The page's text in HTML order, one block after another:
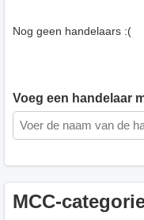
Nog geen handelaars :(
Voeg een handelaar
MCC-